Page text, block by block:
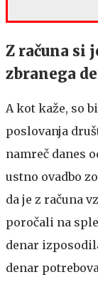
Z računa si
zbranega
A kot kaže, so
poslovanja
namreč danes
ustno ovadbo
da je z računa
poročali na
denar
denar